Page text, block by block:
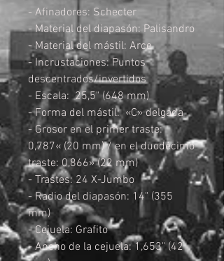
- Afinadores: Schecter
- Material del diapasón: Palisandro
- Material del mástil: Arce
- Incrustaciones: Puntos
descentrados/invertidos
- Escala: 25,5" (648 mm)
- Forma del mástil: «C» delgada
- Grosor en el primer traste:
0,787« (20 mm) / en el duodécimo
traste: 0,866» (22 mm)
- Trastes: 24 X-Jumbo
- Radio del diapasón: 14" (355
mm)
- Cejuela: Grafito
- Ancho de la cejuela: 1,653" (42